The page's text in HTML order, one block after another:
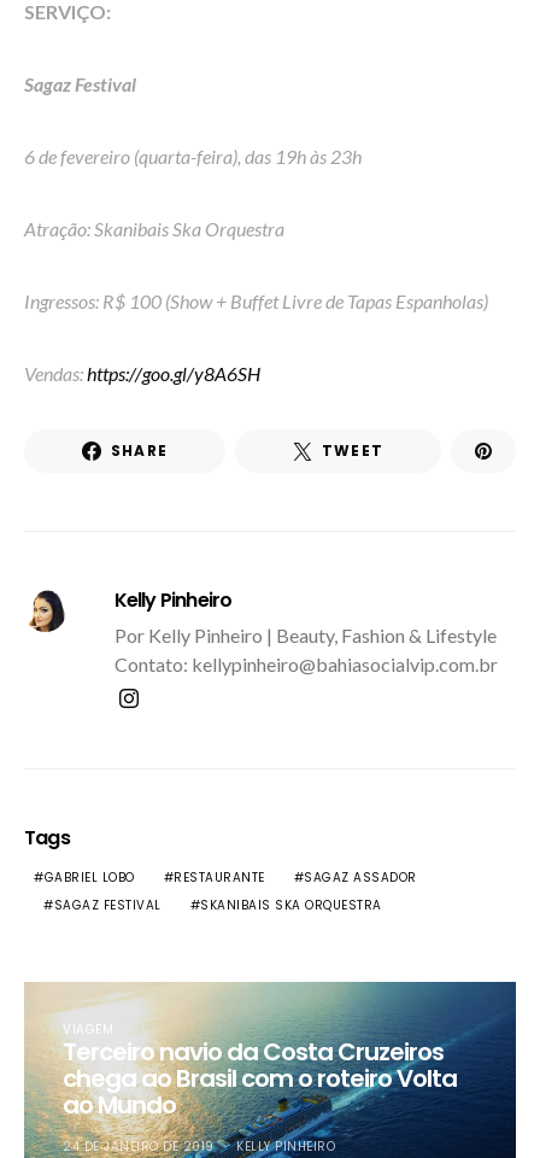
SERVIÇO:
Sagaz Festival
6 de fevereiro (quarta-feira), das 19h às 23h
Atração: Skanibais Ska Orquestra
Ingressos: R$ 100 (Show + Buffet Livre de Tapas Espanholas)
Vendas:https://goo.gl/y8A6SH
SHARE TWEET
Kelly Pinheiro
Por Kelly Pinheiro | Beauty, Fashion & Lifestyle
Contato: kellypinheiro@bahiasocialvip.com.br
Tags
GABRIEL LOBO RESTAURANTE
SAGAZ ASSADOR
SAGAZ FESTIVAL
SKANIBAIS SKA ORQUESTRA
VIAGEM
Terceiro navio da Costa Cruzeiros
chega ao Brasil com o roteiro Volta
ao Mundo
24 DE JANEIRO DE 2019 KELLY PINHEIRO